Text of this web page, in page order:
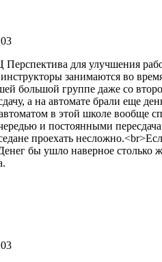
для улучшения
инструкторы занимаются во
большой группе даже со
а на автомате брали еще
в этой школе вообще
и постоянными
проехать
бы ушло наверное